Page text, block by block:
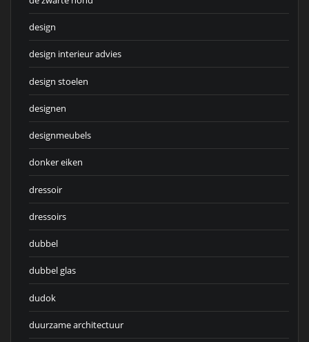
design
design interieur advies
design stoelen
designen
designmeubels
donker eiken
dressoir
dressoirs
dubbel
dubbel glas
dudok
duurzame architectuur